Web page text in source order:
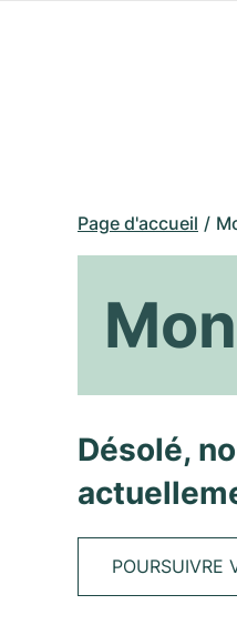
Page d'accueil
Désolé,
POURSUIVRE